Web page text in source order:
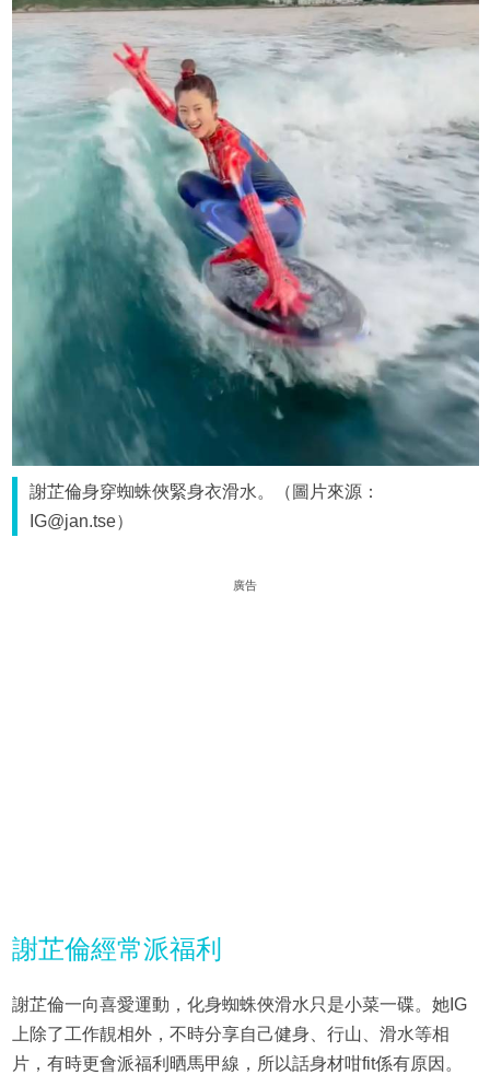
謝芷倫身穿蜘蛛俠緊身衣滑水。（圖片來源：
IG@jan.tse）
廣告
謝芷倫經常派福利
謝芷倫一向喜愛運動，化身蜘蛛俠滑水只是小菜一碟。她IG
上除了工作靚相外，不時分享自己健身、行山、滑水等相
片，有時更會派福利晒馬甲線，所以話身材咁fit係有原因。